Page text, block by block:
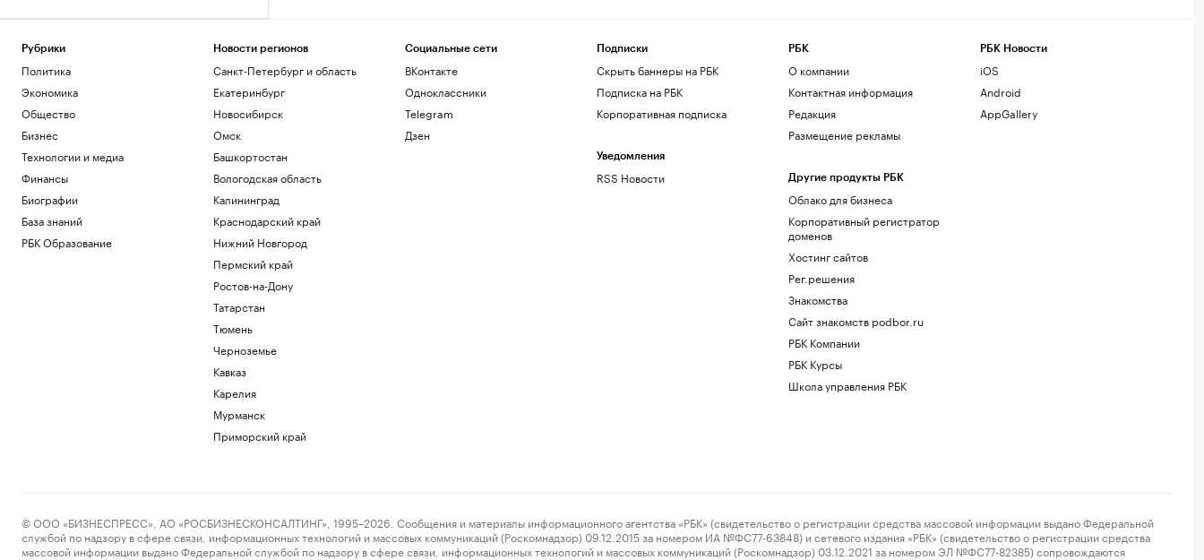
Рубрики
Политика
Экономика
Общество
Бизнес
Технологии и медиа
Финансы
Биографии
База знаний
РБК Образование
Новости регионов
Санкт-Петербург и область
Екатеринбург
Новосибирск
Омск
Башкортостан
Вологодская область
Калининград
Краснодарский край
Нижний Новгород
Пермский край
Ростов-на-Дону
Татарстан
Тюмень
Черноземье
Кавказ
Карелия
Мурманск
Приморский край
Социальные сети
ВКонтакте
Одноклассники
Telegram
Дзен
Подписки
Скрыть баннеры на РБК
Подписка на РБК
Корпоративная подписка
Уведомления
RSS Новости
РБК
О компании
Контактная информация
Редакция
Размещение рекламы
Другие продукты РБК
Облако для бизнеса
Корпоративный регистратор
доменов
Хостинг сайтов
Рег.решения
Знакомства
Сайт знакомств podbor.ru
РБК Компании
РБК Курсы
Школа управления РБК
РБК Новости
iOS
Android
AppGallery
© ООО «БИЗНЕСПРЕСС», АО «РОСБИЗНЕСКОНСАЛТИНГ», 1995–2026. Сообщения и материалы информационного агентства «РБК» (свидетельство о регистрации средства массовой информации выдано Федеральной
службой по надзору в сфере связи, информационных технологий и массовых коммуникаций (Роскомнадзор) 09.12.2015 за номером ИА №ФС77-63848) и сетевого издания «РБК» (свидетельство о регистрации средства
массовой информации выдано Федеральной службой по надзору в сфере связи, информационных технологий и массовых коммуникаций (Роскомнадзор) 03.12.2021 за номером ЭЛ №ФС77-82385) сопровождаются